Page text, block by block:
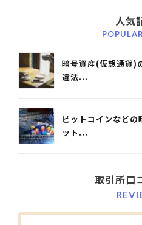
人気
暗号資産(仮想通貨)
違法...
ビットコインなど
ット...
取引所口